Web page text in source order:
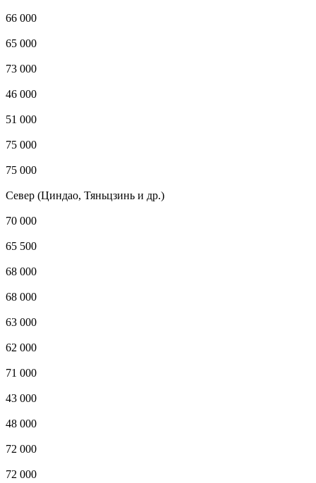
66 000
65 000
73 000
46 000
51 000
75 000
75 000
Север (Циндао, Тяньцзинь и др.)
70 000
65 500
68 000
68 000
63 000
62 000
71 000
43 000
48 000
72 000
72 000